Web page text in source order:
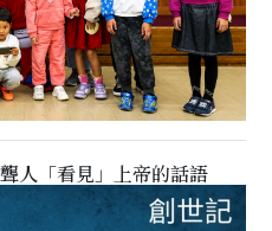
人「看見」上帝的話語